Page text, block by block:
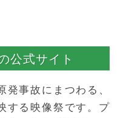
公式サイト
する映像祭です。プ